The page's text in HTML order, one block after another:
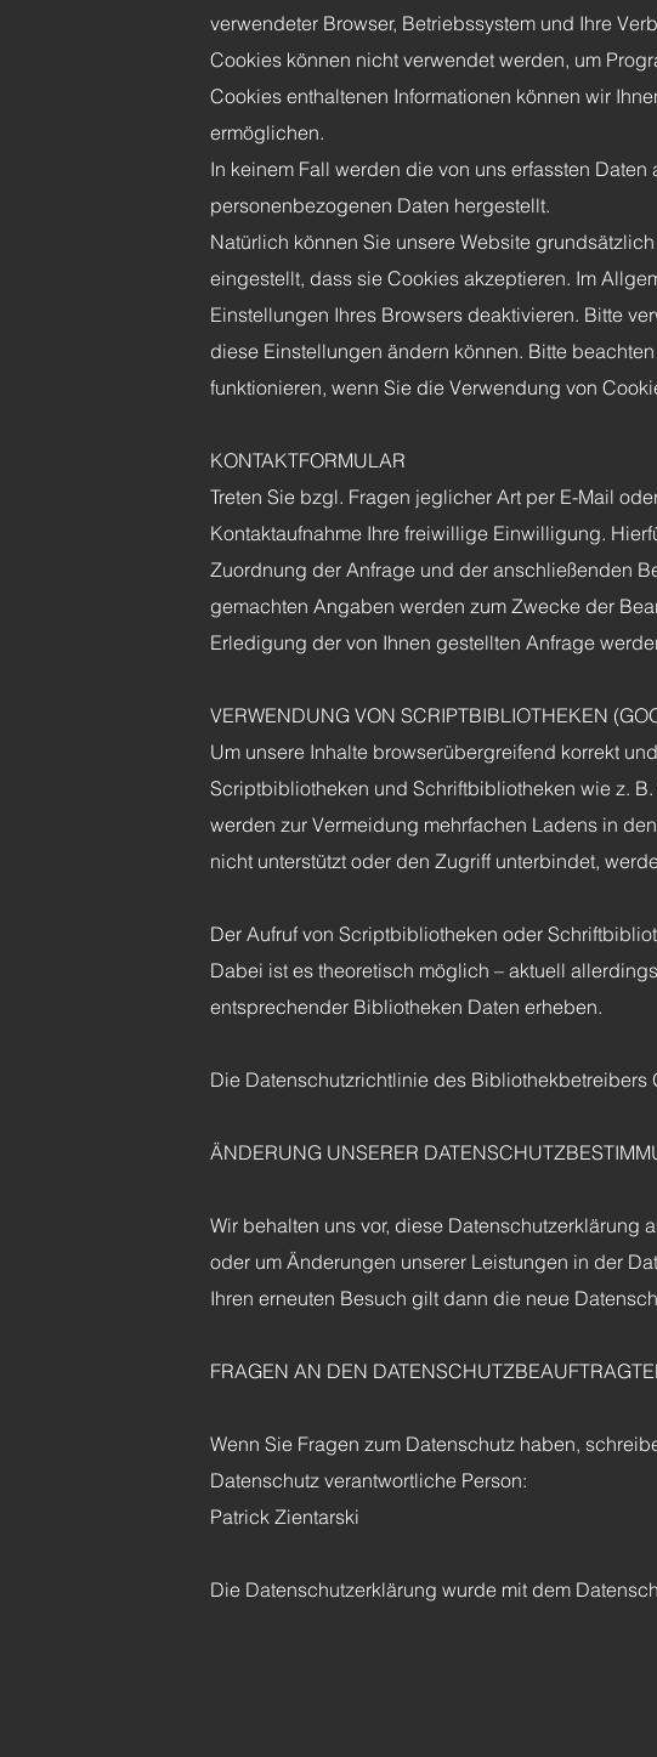
verwendeter Browser, Betriebssystem und Ihre
Cookies können nicht verwendet werden, um
Cookies enthaltenen Informationen können wir
ermöglichen.
In keinem Fall werden die von uns erfassten
personenbezogenen Daten hergestellt.
Natürlich können Sie unsere Website
eingestellt, dass sie Cookies akzeptieren. Im
Einstellungen Ihres Browsers deaktivieren. Bitte
diese Einstellungen ändern können. Bitte
funktionieren, wenn Sie die Verwendung von
KONTAKTFORMULAR
Treten Sie bzgl. Fragen jeglicher Art per E-Mail
Kontaktaufnahme Ihre freiwillige Einwilligung.
Zuordnung der Anfrage und der anschließenden
gemachten Angaben werden zum Zwecke der
Erledigung der von Ihnen gestellten Anfrage
VERWENDUNG VON SCRIPTBIBLIOTHEKEN
Um unsere Inhalte browserübergreifend korrekt
Scriptbibliotheken und Schriftbibliotheken wie z.
werden zur Vermeidung mehrfachen Ladens in
nicht unterstützt oder den Zugriff unterbindet,
Der Aufruf von Scriptbibliotheken oder
Dabei ist es theoretisch möglich – aktuell
entsprechender Bibliotheken Daten erheben.
Die Datenschutzrichtlinie des Bibliothekbetreibers
ÄNDERUNG UNSERER
Wir behalten uns vor, diese
oder um Änderungen unserer Leistungen in der
Ihren erneuten Besuch gilt dann die neue
FRAGEN AN DEN
Wenn Sie Fragen zum Datenschutz haben,
Datenschutz verantwortliche Person:
Patrick Zientarski
Die Datenschutzerklärung wurde mit dem